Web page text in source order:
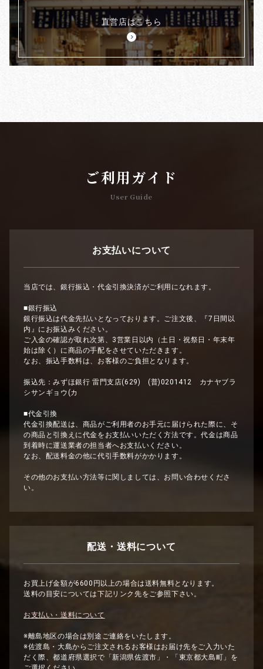
直営店はこちら
ご利用ガイド
User Guide
お支払いについて
当店では、銀行振込・代金引換決済がご利用になれます。
■銀行振込
銀行振込は代金先払いとなっております。ご注文後、『7日間以
内』にお振込みください。
ご入金の確認が取れ次第、3営業日以内（土日・祝祭日・年末年
始は除く）に商品の手配をさせていただきます。
なお、振込手数料は、お客様のご負担となります。
振込先：みずほ銀行 雷門支店(629) (普)0201412 カナヤブラ
シサンギョウ(カ
■代金引換
代金引換配送は、商品がご利用者のお手元に届けられた際に、そ
の商品と引換えに代金をお支払いいただく方法です。代金は商品
到着時に運送業者の担当者へお支払いください。
なお、配送料金の他に代引手数料がかかります。
その他のお支払い方法等に関しましては、お問い合わせくださ
い。
配送・送料について
お買上げ金額が6600円以上の場合は送料無料となります。
送料の目安については下記リンク先をご参照下さい。
お支払い・送料について
※離島地区の場合は別途ご連絡をいたします。
※佐渡島・大島からご注文されるお客様はお届け先をご入力いた
だく際、都道府県選択で「新潟県佐渡市」・「東京都大島町」を